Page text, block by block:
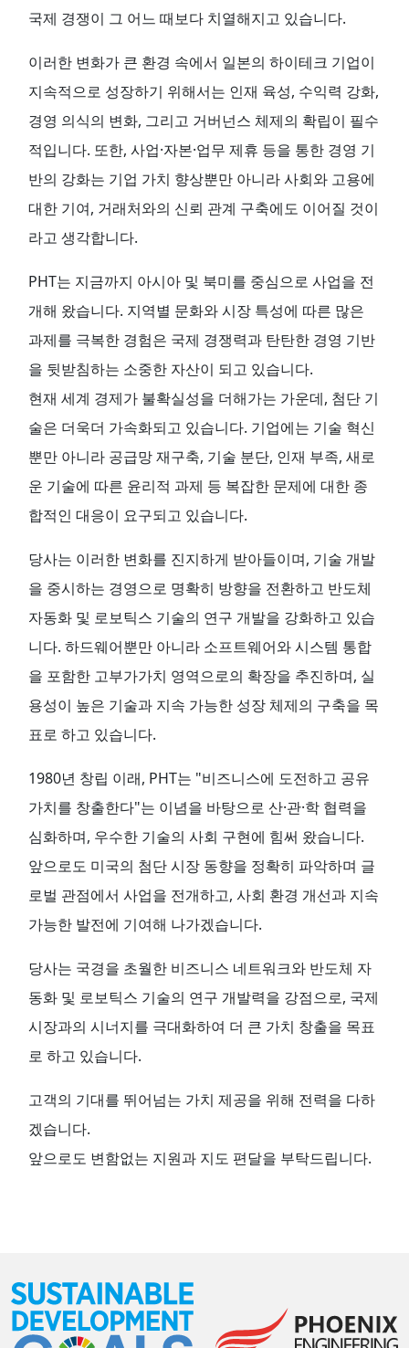
국제 경쟁이 그 어느 때보다 치열해지고 있습니다.
이러한 변화가 큰 환경 속에서 일본의 하이테크 기업이
지속적으로 성장하기 위해서는 인재 육성, 수익력 강화,
경영 의식의 변화, 그리고 거버넌스 체제의 확립이 필수
적입니다. 또한, 사업·자본·업무 제휴 등을 통한 경영 기
반의 강화는 기업 가치 향상뿐만 아니라 사회와 고용에
대한 기여, 거래처와의 신뢰 관계 구축에도 이어질 것이
라고 생각합니다.
PHT는 지금까지 아시아 및 북미를 중심으로 사업을 전
개해 왔습니다. 지역별 문화와 시장 특성에 따른 많은
과제를 극복한 경험은 국제 경쟁력과 탄탄한 경영 기반
을 뒷받침하는 소중한 자산이 되고 있습니다.
현재 세계 경제가 불확실성을 더해가는 가운데, 첨단 기
술은 더욱더 가속화되고 있습니다. 기업에는 기술 혁신
뿐만 아니라 공급망 재구축, 기술 분단, 인재 부족, 새로
운 기술에 따른 윤리적 과제 등 복잡한 문제에 대한 종
합적인 대응이 요구되고 있습니다.
당사는 이러한 변화를 진지하게 받아들이며, 기술 개발
을 중시하는 경영으로 명확히 방향을 전환하고 반도체
자동화 및 로보틱스 기술의 연구 개발을 강화하고 있습
니다. 하드웨어뿐만 아니라 소프트웨어와 시스템 통합
을 포함한 고부가가치 영역으로의 확장을 추진하며, 실
용성이 높은 기술과 지속 가능한 성장 체제의 구축을 목
표로 하고 있습니다.
1980년 창립 이래, PHT는 "비즈니스에 도전하고 공유
가치를 창출한다"는 이념을 바탕으로 산·관·학 협력을
심화하며, 우수한 기술의 사회 구현에 힘써 왔습니다.
앞으로도 미국의 첨단 시장 동향을 정확히 파악하며 글
로벌 관점에서 사업을 전개하고, 사회 환경 개선과 지속
가능한 발전에 기여해 나가겠습니다.
당사는 국경을 초월한 비즈니스 네트워크와 반도체 자
동화 및 로보틱스 기술의 연구 개발력을 강점으로, 국제
시장과의 시너지를 극대화하여 더 큰 가치 창출을 목표
로 하고 있습니다.
고객의 기대를 뛰어넘는 가치 제공을 위해 전력을 다하
겠습니다.
앞으로도 변함없는 지원과 지도 편달을 부탁드립니다.